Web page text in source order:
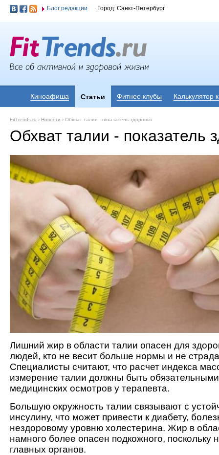
Блог редакции Город: Санкт-Петербург
Киноафиша Статьи Фитнес-клубы Калькулятор
FitTrends.ru › Новости › Обхват талии - показатель здоровья
Обхват талии - показатель
Лишний жир в области талии опасен для
людей, кто не весит больше нормы и не
Специалисты считают, что расчет индекса
измерение талии должны быть
медицинских осмотров у терапевта.
Большую окружность талии связывают с
инсулину, что может привести к диабету,
нездоровому уровню холестерина. Жир в
намного более опасен подкожного, поскольку
главных органов.